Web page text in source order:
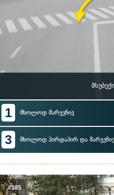
1 მხოლოდ მარჯვნივ
3 მხოლოდ პირდაპირ და
#385